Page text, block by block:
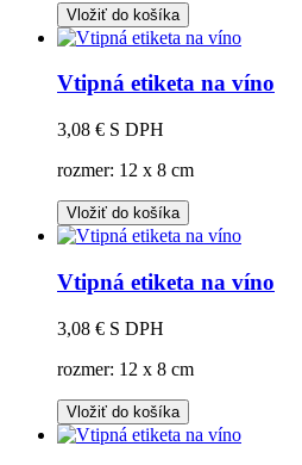
Vložiť do košíka
Vtipná etiketa na víno
3,08 € S DPH
rozmer: 12 x 8 cm
Vložiť do košíka
Vtipná etiketa na víno
3,08 € S DPH
rozmer: 12 x 8 cm
Vložiť do košíka